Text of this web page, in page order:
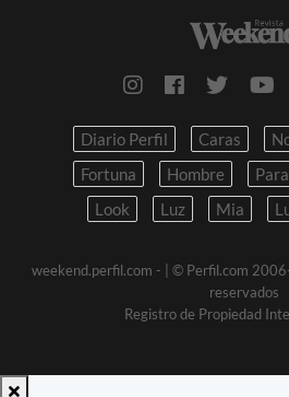
Diario Perfil Caras
Fortuna
Hombre
Look
Luz Mia
weekend.perfil.com -
| © Perfil.com
reservados
Registro de Propiedad